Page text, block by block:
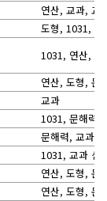
연산, 교과, 교
도형, 1031, 교
1031, 연산, 도
연산, 도형, 문
교과
1031, 문해력,
문해력, 교과,
1031, 교과 심
연산, 도형, 문
연산, 도형, 문